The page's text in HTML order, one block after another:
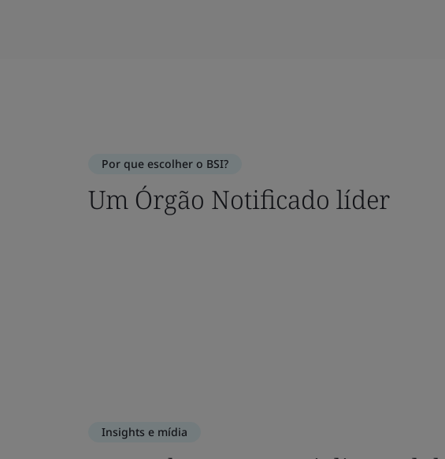
Por que escolher o BSI?
Um Órgão Notificado líder
Insights e mídia